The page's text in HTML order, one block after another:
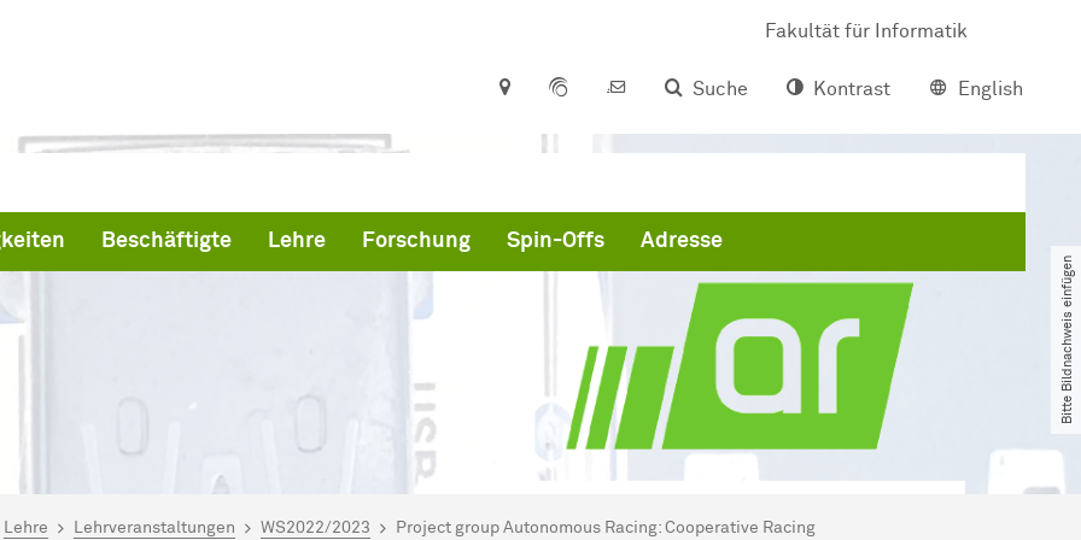
Fakultät für Informatik
Suche
Kontrast English
Beschäftigte Lehre Forschung Spin-Offs Adresse
Bitte Bildnachweis einfügen
hier:
Lehre Lehrveranstaltungen WS2022/2023 Project group Autonomous Racing: Cooperative Racing